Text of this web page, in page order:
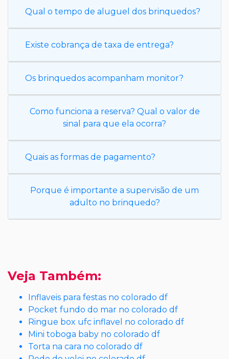
Qual o tempo de aluguel dos brinquedos?
Existe cobrança de taxa de entrega?
Os brinquedos acompanham monitor?
Como funciona a reserva? Qual o valor de
sinal para que ela ocorra?
Quais as formas de pagamento?
Porque é importante a supervisão de um
adulto no brinquedo?
Veja Também:
Inflaveis para festas no colorado df
Pocket fundo do mar no colorado df
Ringue box ufc inflavel no colorado df
Mini toboga baby no colorado df
Torta na cara no colorado df